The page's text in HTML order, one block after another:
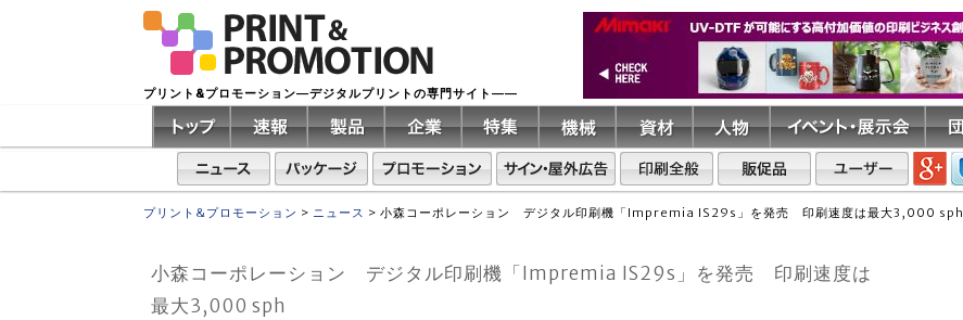
プリント&プロモーション―デジタルプリントの専門サイト――
プリント&プロモーション > ニュース > 小森コーポレーション デジタル印刷機「Impremia IS29s」を発売 印刷速度は最大3,000 sph
小森コーポレーション デジタル印刷機「Impremia IS29s」を発売 印刷速度は
最大3,000 sph